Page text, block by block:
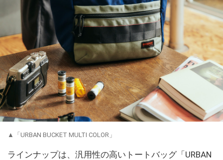
▲「URBAN BUCKET MULTI COLOR」
ラインナップは、汎用性の高いトートバッグ「URBAN